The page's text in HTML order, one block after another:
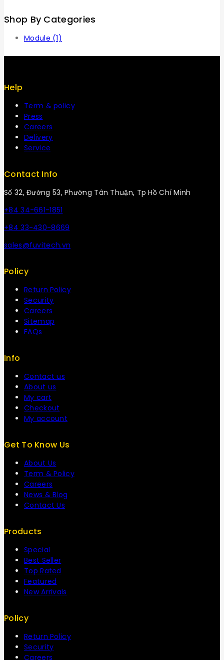
Shop By Categories
Module (1)
Help
Term & policy
Press
Careers
Delivery
Service
Contact Info
Số 32, Đường 53, Phường Tân Thuận, Tp Hồ Chí Minh
+84 34-661-1851
+84 33-430-8669
sales@fuvitech.vn
Policy
Return Policy
Security
Careers
Sitemap
FAQs
Info
Contact us
About us
My cart
Checkout
My account
Get To Know Us
About Us
Term & Policy
Careers
News & Blog
Contact Us
Products
Special
Best Seller
Top Rated
Featured
New Arrivals
Policy
Return Policy
Security
Careers